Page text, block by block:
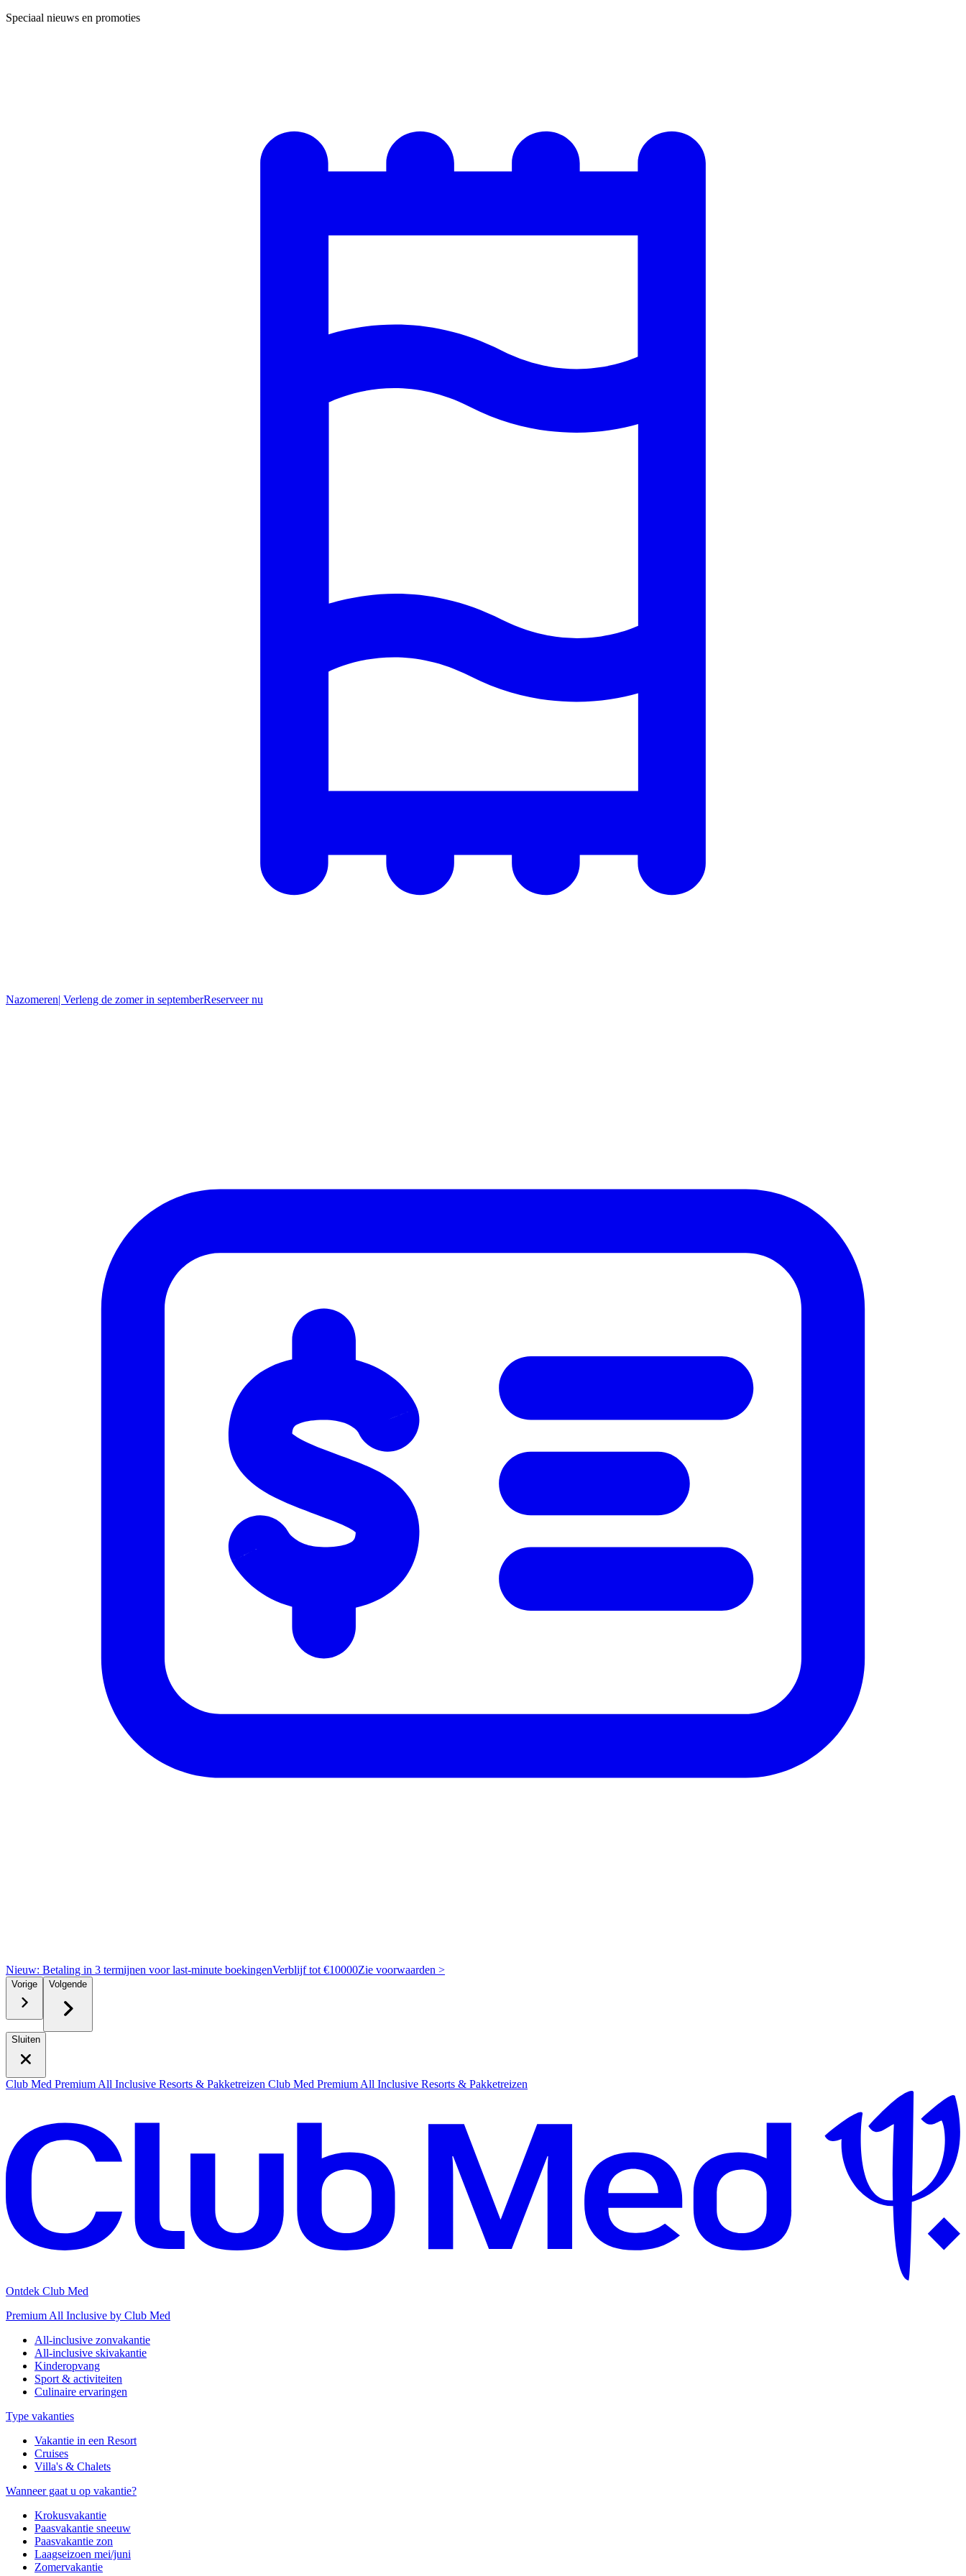
Speciaal nieuws en promoties
Nazomeren| Verleng de zomer in septemberReserveer nu
Nieuw: Betaling in 3 termijnen voor last-minute boekingenVerblijf tot €10000Zie voorwaarden >
Vorige Volgende
Sluiten
Club Med Premium All Inclusive Resorts & Pakketreizen Club Med Premium All Inclusive Resorts & Pakketreizen
Ontdek Club Med
Premium All Inclusive by Club Med
All-inclusive zonvakantie
All-inclusive skivakantie
Kinderopvang
Sport & activiteiten
Culinaire ervaringen
Type vakanties
Vakantie in een Resort
Cruises
Villa's & Chalets
Wanneer gaat u op vakantie?
Krokusvakantie
Paasvakantie sneeuw
Paasvakantie zon
Laagseizoen mei/juni
Zomervakantie